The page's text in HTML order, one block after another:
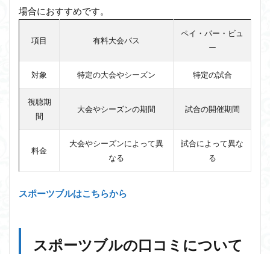
場合におすすめです。
項目 有料大会パス
ペイ・パー・ビュ
ー
対象 特定の大会やシーズン 特定の試合
視聴期
間
大会やシーズンの期間 試合の開催期間
料金
大会やシーズンによって異
なる
試合によって異な
る
スポーツブルはこちらから
スポーツブルの口コミについて